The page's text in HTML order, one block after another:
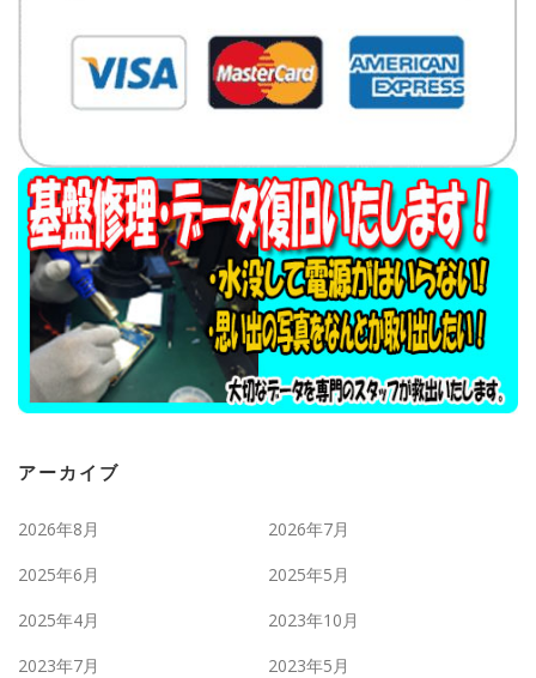
アーカイブ
2026年8月
2026年7月
2025年6月
2025年5月
2025年4月
2023年10月
2023年7月
2023年5月